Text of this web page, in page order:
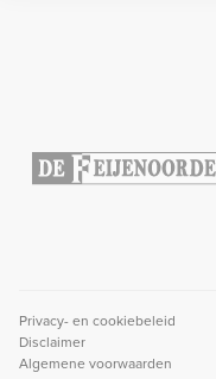
Privacy- en cookiebeleid
Disclaimer
Algemene voorwaarden